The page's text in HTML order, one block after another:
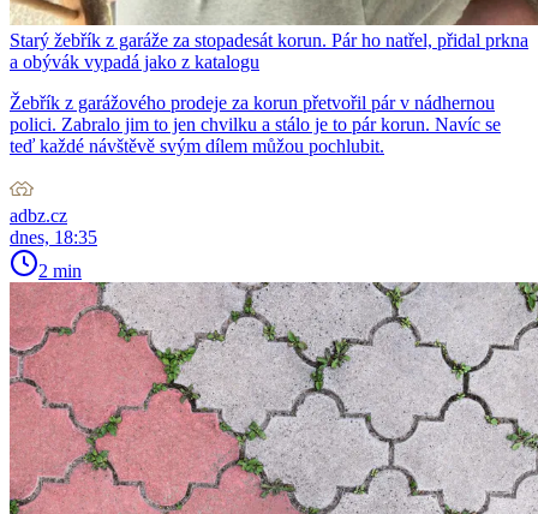
Starý žebřík z garáže za stopadesát korun. Pár ho natřel, přidal prkna
a obývák vypadá jako z katalogu
Žebřík z garážového prodeje za korun přetvořil pár v nádhernou
polici. Zabralo jim to jen chvilku a stálo je to pár korun. Navíc se
teď každé návštěvě svým dílem můžou pochlubit.
adbz.cz
dnes, 18:35
2 min